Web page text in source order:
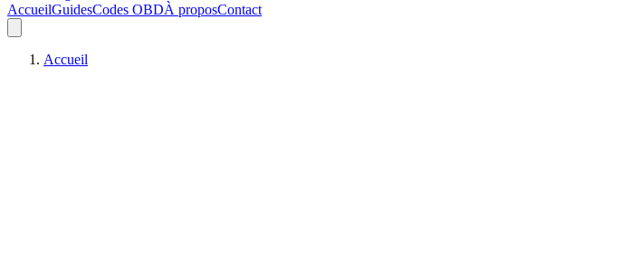
AccueilGuidesCodes OBDÀ proposContact
Accueil